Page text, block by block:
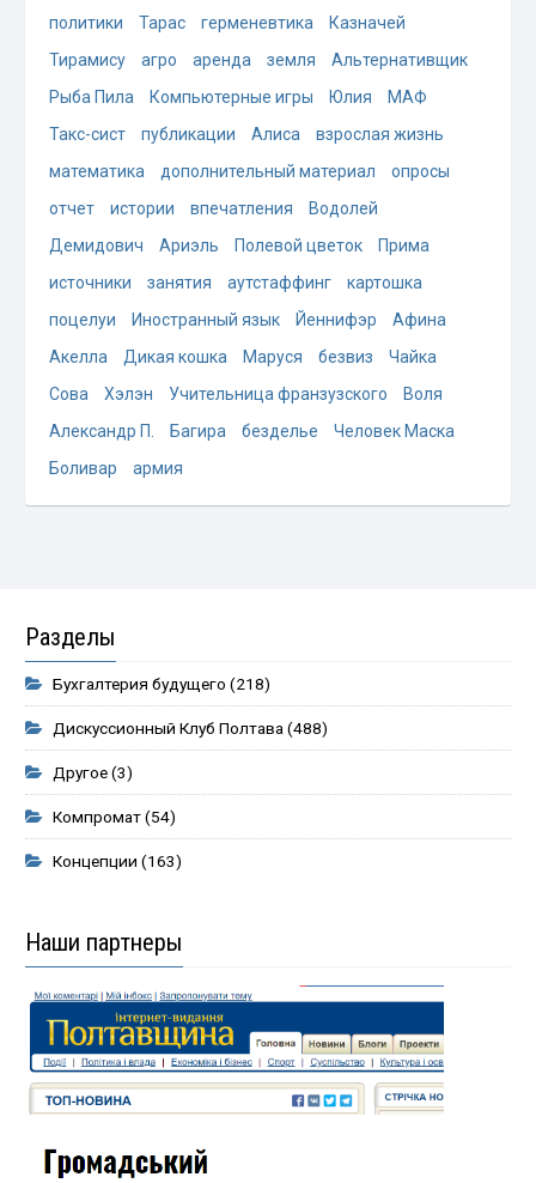
политики
Тарас герменевтика
Казначей
Тирамису
агро аренда земля
Альтернативщик
Рыба Пила
Компьютерные игры Юлия
МАФ
Такс-сист
публикации Алиса
взрослая жизнь
математика
дополнительный материал
опросы
отчет
истории впечатления
Водолей
Демидович
Ариэль Полевой цветок
Прима
источники
занятия аутстаффинг
картошка
поцелуи
Иностранный язык Йеннифэр
Афина
Акелла
Дикая кошка Маруся безвиз
Чайка
Сова
Хэлэн Учительница франзузского
Воля
Александр П.
Багира безделье
Человек Маска
Боливар
армия
Разделы
Бухгалтерия будущего (218)
Дискуссионный Клуб Полтава (488)
Другое(3)
Компромат(54)
Концепции (163)
Наши партнеры